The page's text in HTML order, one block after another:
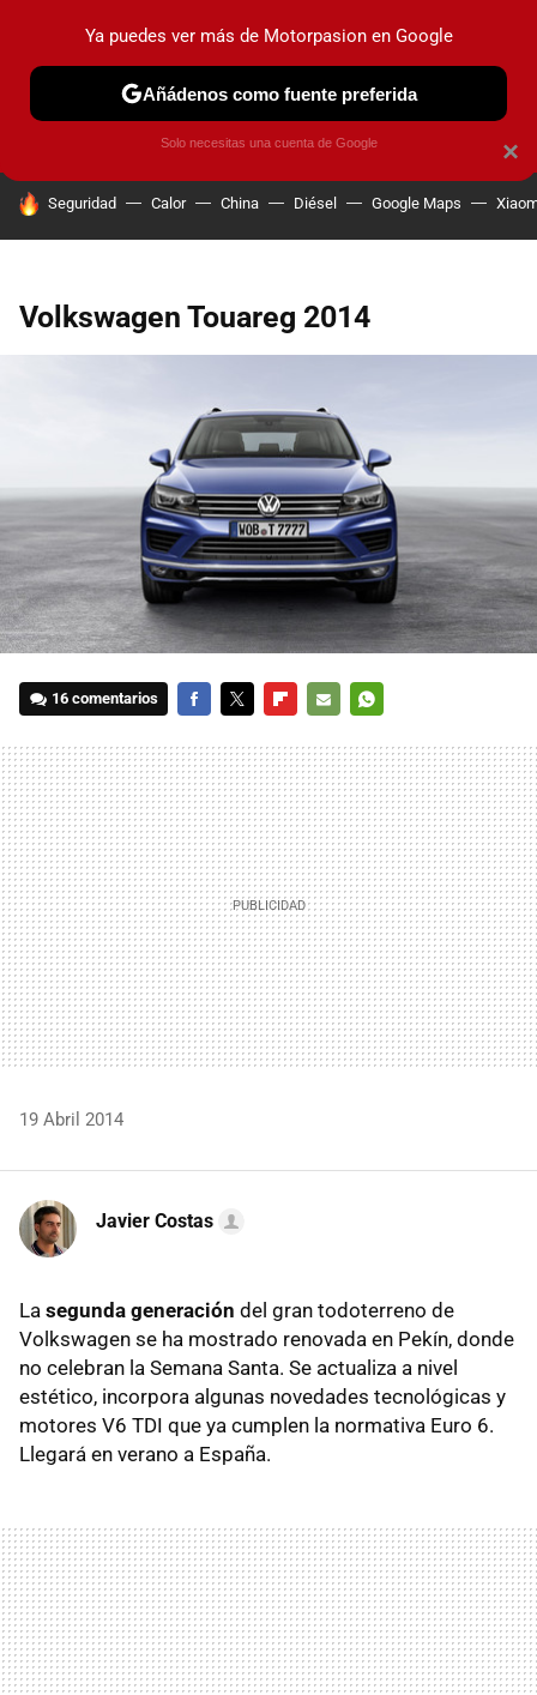
PRUEBAS COCHES ELÉCTRICOS OBSERVATORIO
HOY SE HABLA DE
Seguridad Calor China Diésel Google Maps
Volkswagen Touareg 2014
16 comentarios
MAIL
19 Abril 2014
Javier Costas
La segunda generación del gran todoterreno de
Volkswagen se ha mostrado renovada en Pekín, donde
no celebran la Semana Santa. Se actualiza a nivel
estético, incorpora algunas novedades tecnológicas y
motores V6 TDI que ya cumplen la normativa Euro 6.
Llegará en verano a España.
×
Ya puedes ver más de Motorpasion en Google
Añádenos como fuente preferida
Solo necesitas una cuenta de Google